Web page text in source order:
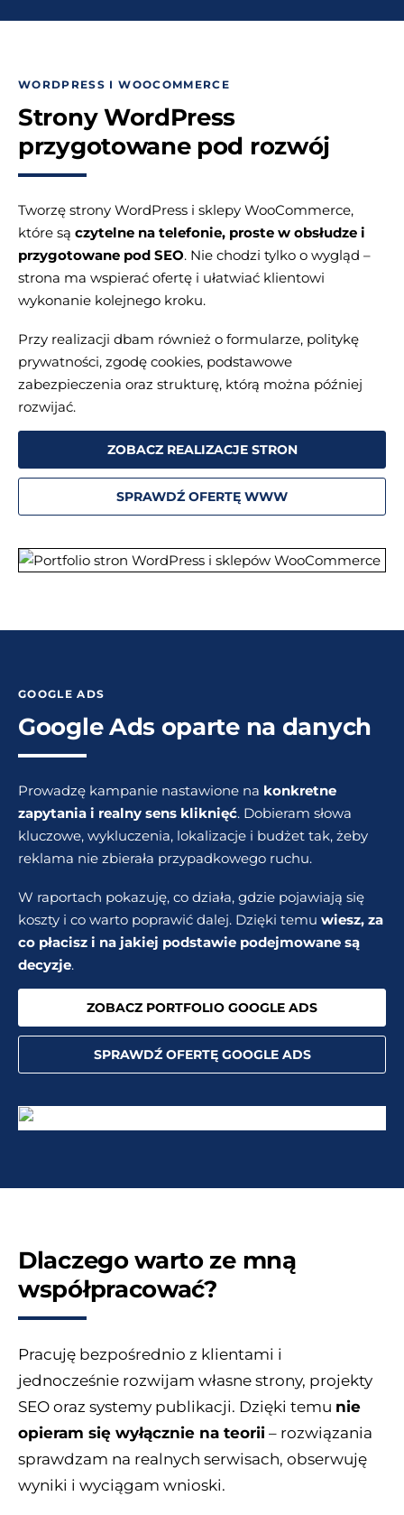
WORDPRESS I WOOCOMMERCE
Strony WordPress
przygotowane pod rozwój
Tworzę strony WordPress i sklepy WooCommerce,
które są czytelne na telefonie, proste w obsłudze i
przygotowane pod SEO. Nie chodzi tylko o wygląd –
strona ma wspierać ofertę i ułatwiać klientowi
wykonanie kolejnego kroku.
Przy realizacji dbam również o formularze, politykę
prywatności, zgodę cookies, podstawowe
zabezpieczenia oraz strukturę, którą można później
rozwijać.
ZOBACZ REALIZACJE STRON
SPRAWDŹ OFERTĘ WWW
GOOGLE ADS
Google Ads oparte na danych
Prowadzę kampanie nastawione na konkretne
zapytania i realny sens kliknięć. Dobieram słowa
kluczowe, wykluczenia, lokalizacje i budżet tak, żeby
reklama nie zbierała przypadkowego ruchu.
W raportach pokazuję, co działa, gdzie pojawiają się
koszty i co warto poprawić dalej. Dzięki temu wiesz, za
co płacisz i na jakiej podstawie podejmowane są
decyzje.
ZOBACZ PORTFOLIO GOOGLE ADS
SPRAWDŹ OFERTĘ GOOGLE ADS
Dlaczego warto ze mną
współpracować?
Pracuję bezpośrednio z klientami i
jednocześnie rozwijam własne strony, projekty
SEO oraz systemy publikacji. Dzięki temu nie
opieram się wyłącznie na teorii – rozwiązania
sprawdzam na realnych serwisach, obserwuję
wyniki i wyciągam wnioski.